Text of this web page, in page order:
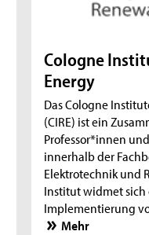
Cologne
Energy
Das Cologne
(CIRE) ist ein
Professor*innen
innerhalb der
Elektrotechnik und
Institut widmet sich
Implementierung
Mehr